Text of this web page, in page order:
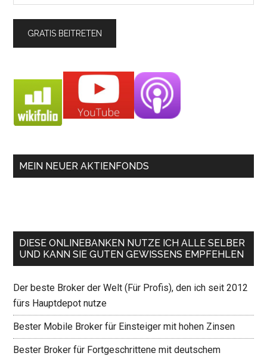
MEIN NEUER AKTIENFONDS
DIESE ONLINEBANKEN NUTZE ICH ALLE SELBER
UND KANN SIE GUTEN GEWISSENS EMPFEHLEN
Der beste Broker der Welt (Für Profis), den ich seit 2012
fürs Hauptdepot nutze
Bester Mobile Broker für Einsteiger mit hohen Zinsen
Bester Broker für Fortgeschrittene mit deutschem